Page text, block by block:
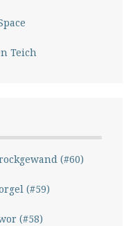
Teich
(#60)
(#59)
(#58)